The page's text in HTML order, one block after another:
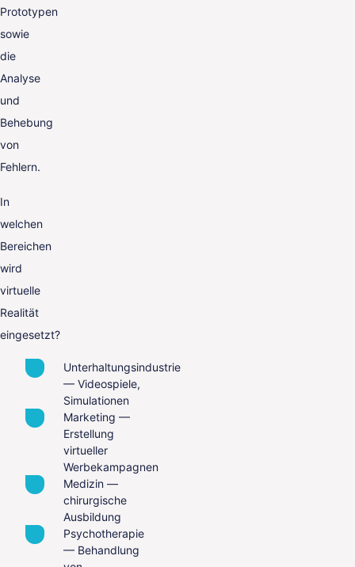
Prototypen
sowie
die
Analyse
und
Behebung
von
Fehlern.
In
welchen
Bereichen
wird
virtuelle
Realität
eingesetzt?
Unterhaltungsindustrie
— Videospiele,
Simulationen
Marketing —
Erstellung
virtueller
Werbekampagnen
Medizin —
chirurgische
Ausbildung
Psychotherapie
— Behandlung